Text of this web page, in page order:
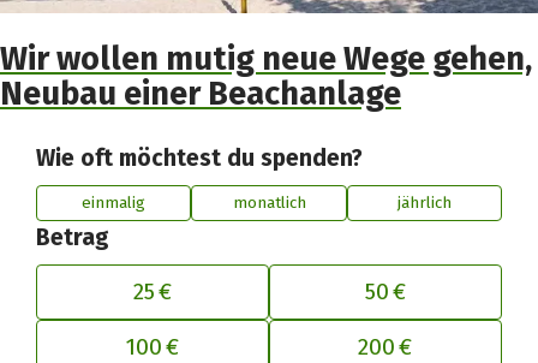
Wir wollen mutig neue Wege gehen,
Neubau einer Beachanlage
Wie oft möchtest du spenden?
einmalig monatlich jährlich
Betrag
25 €
50 €
100 € 200 €